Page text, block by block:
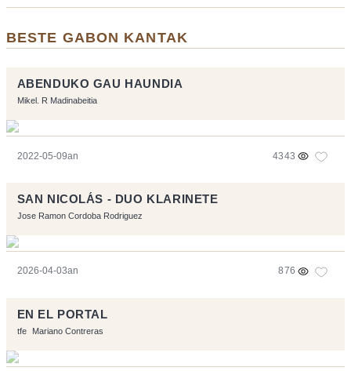
BESTE GABON KANTAK
ABENDUKO GAU HAUNDIA
Mikel. R Madinabeitia
2022-05-09an 4343
SAN NICOLÁS - DUO KLARINETE
Jose Ramon Cordoba Rodriguez
2026-04-03an 876
EN EL PORTAL
tfe Mariano Contreras